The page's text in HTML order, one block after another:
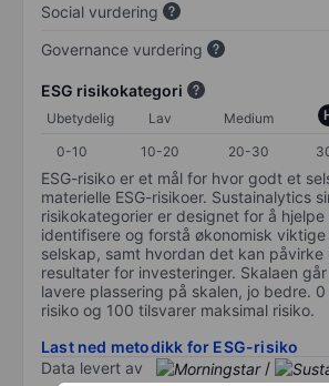
Social vurdering
Governance vurdering
ESG risikokategori
Ubetydelig Lav Medium
0-10
10-20 20-30
ESG-risiko er et mål for hvor godt et
materielle ESG-risikoer. Sustainalytics
risikokategorier er designet for å
identifisere og forstå økonomisk viktige
selskap, samt hvordan det kan påvirke
resultater for investeringer. Skalaen
lavere plassering på skalen, jo bedre.
risiko og 100 tilsvarer maksimal risiko.
Last ned metodikk for ESG-risiko
Data levert av
/